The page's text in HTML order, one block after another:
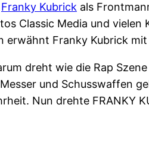
Franky Kubrick als
Classic Media und
Franky Kubrick mit
dreht wie die Rap
und Schusswaffen
Nun drehte FRANKY